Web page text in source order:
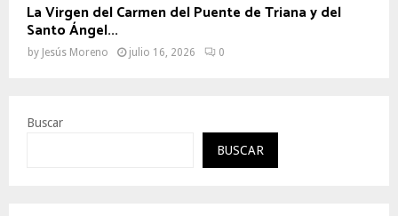
La Virgen del Carmen del Puente de Triana y del
Santo Ángel...
by Jesús Moreno julio 16, 2026 0
Buscar
BUSCAR